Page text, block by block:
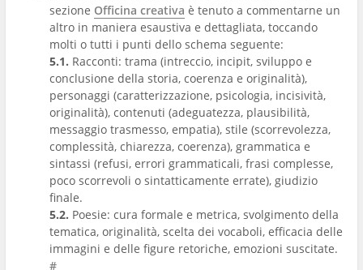
sezione Officina creativa è tenuto a commentarne un
altro in maniera esaustiva e dettagliata, toccando
molti o tutti i punti dello schema seguente:
5.1. Racconti: trama (intreccio, incipit, sviluppo e
conclusione della storia, coerenza e originalità),
personaggi (caratterizzazione, psicologia, incisività,
originalità), contenuti (adeguatezza, plausibilità,
messaggio trasmesso, empatia), stile (scorrevolezza,
complessità, chiarezza, coerenza), grammatica e
sintassi (refusi, errori grammaticali, frasi complesse,
poco scorrevoli o sintatticamente errate), giudizio
finale.
5.2. Poesie: cura formale e metrica, svolgimento della
tematica, originalità, scelta dei vocaboli, efficacia delle
immagini e delle figure retoriche, emozioni suscitate.
#